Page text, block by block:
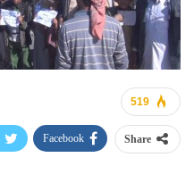
519
Share
Facebook